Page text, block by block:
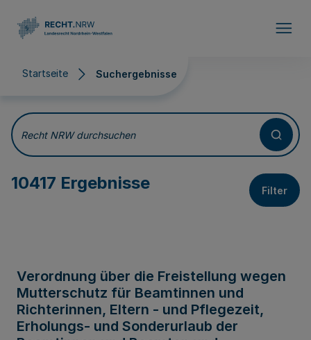
Startseite Suchergebnisse
Suchergebnisse
Recht NRW durchsuchen
10417 Ergebnisse Filter
Verordnung über die Freistellung wegen
Mutterschutz für Beamtinnen und
Richterinnen, Eltern - und Pflegezeit,
Erholungs- und Sonderurlaub der